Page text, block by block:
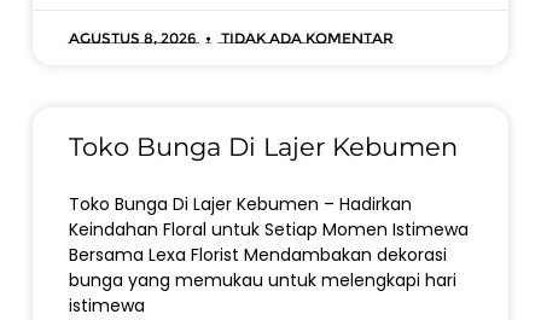
Agustus 8, 2026 Tidak ada komentar
Toko Bunga Di Lajer Kebumen
Toko Bunga Di Lajer Kebumen – Hadirkan
Keindahan Floral untuk Setiap Momen Istimewa
Bersama Lexa Florist Mendambakan dekorasi
bunga yang memukau untuk melengkapi hari
istimewa